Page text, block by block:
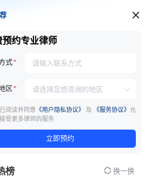
服务推荐
预约专业律师
式
区
阅读并同意 《用户隐私协议》 及 《服务协议》 允
受更多律师的服务
立即预约
榜 换一换